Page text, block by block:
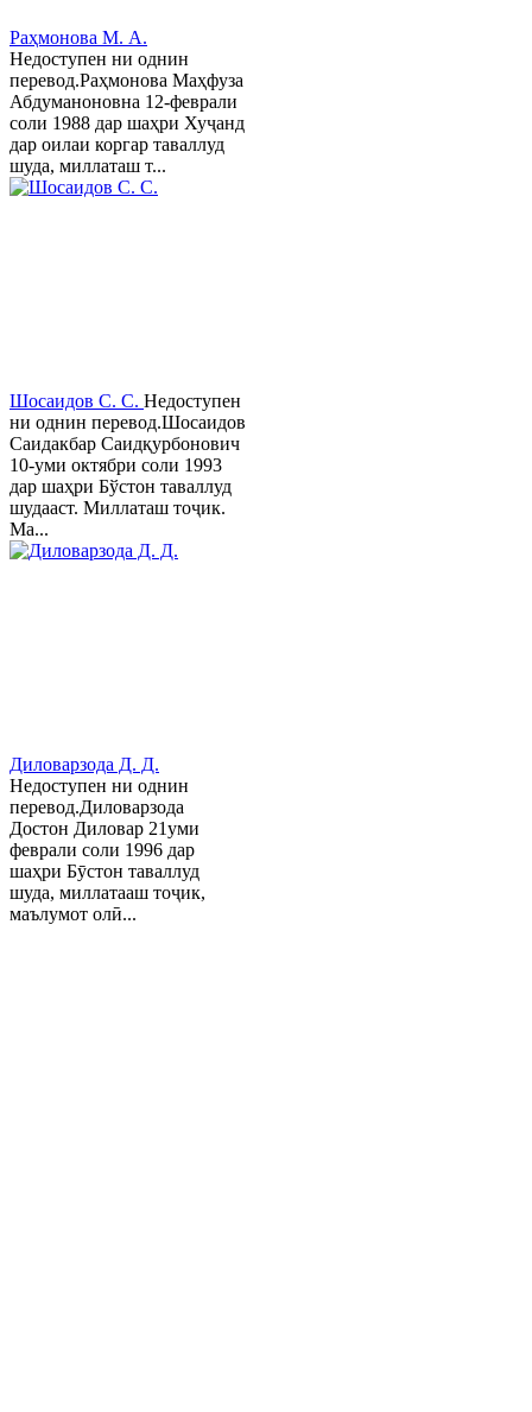
Раҳмонова М. А.
Недоступен ни однин
перевод.Раҳмонова Маҳфуза
Абдуманоновна 12-феврали
соли 1988 дар шаҳри Хуҷанд
дар оилаи коргар таваллуд
шуда, миллаташ т...
Шосаидов С. С. Недоступен
ни однин перевод.Шосаидов
Саидакбар Саидқурбонович
10-уми октябри соли 1993
дар шаҳри Бўстон таваллуд
шудааст. Миллаташ тоҷик.
Ма...
Диловарзода Д. Д.
Недоступен ни однин
перевод.Диловарзода
Достон Диловар 21уми
феврали соли 1996 дар
шаҳри Бӯстон таваллуд
шуда, миллатааш тоҷик,
маълумот олӣ...